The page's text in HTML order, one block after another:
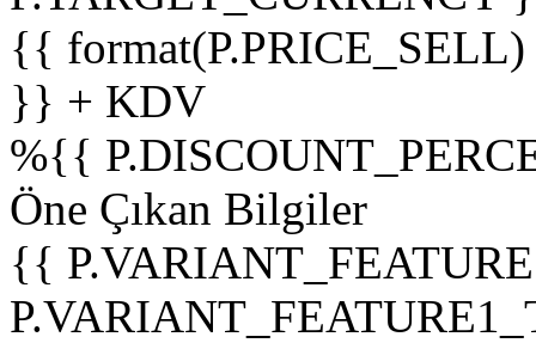
{{
}} + KDV
%{{
Öne Çıkan Bilgiler
{{